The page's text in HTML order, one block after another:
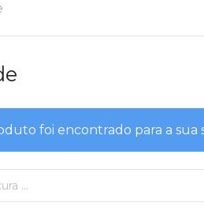
foi encontrado para a sua